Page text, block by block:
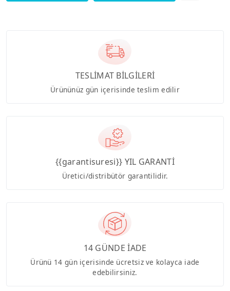
TESLİMAT BİLGİLERİ
Ürününüz gün içerisinde teslim edilir
{{garantisuresi}} YIL GARANTİ
Üretici/distribütör garantilidir.
14 GÜNDE İADE
Ürünü 14 gün içerisinde ücretsiz ve kolayca iade
edebilirsiniz.